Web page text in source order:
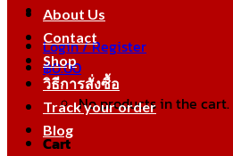
Login / Register
฿0.00
No products in the cart.
Cart
About Us
Contact
Shop
วิธีการสั่งซื้อ
Track your order
Blog